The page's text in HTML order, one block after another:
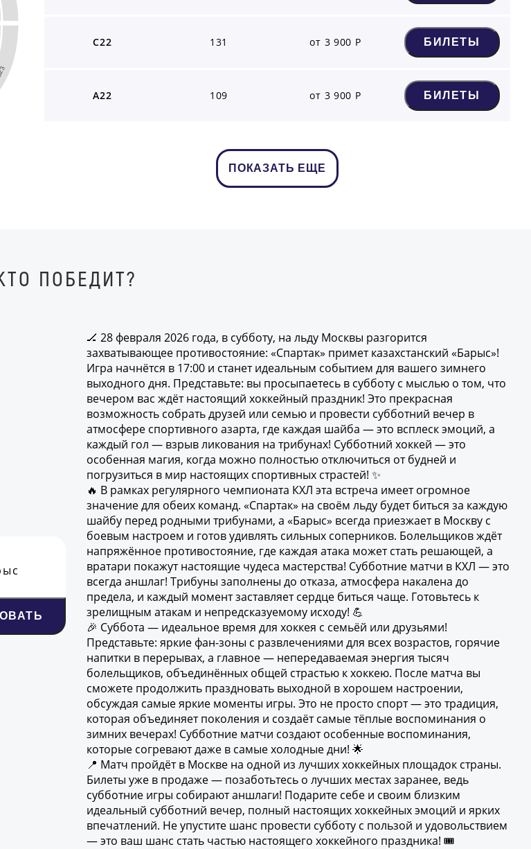
C22 131 от 3 900 Р БИЛЕТЫ
A22 109 от 3 900 Р БИЛЕТЫ
ПОКАЗАТЬ ЕЩЕ
ПОБЕДИТ?
🏒 28 февраля 2026 года, в субботу, на льду Москвы разгорится
захватывающее противостояние: «Спартак» примет казахстанский «Барыс»!
Игра начнётся в 17:00 и станет идеальным событием для вашего зимнего
выходного дня. Представьте: вы просыпаетесь в субботу с мыслью о том, что
вечером вас ждёт настоящий хоккейный праздник! Это прекрасная
возможность собрать друзей или семью и провести субботний вечер в
атмосфере спортивного азарта, где каждая шайба — это всплеск эмоций, а
каждый гол — взрыв ликования на трибунах! Субботний хоккей — это
особенная магия, когда можно полностью отключиться от будней и
погрузиться в мир настоящих спортивных страстей! ✨
🔥 В рамках регулярного чемпионата КХЛ эта встреча имеет огромное
значение для обеих команд. «Спартак» на своём льду будет биться за каждую
шайбу перед родными трибунами, а «Барыс» всегда приезжает в Москву с
боевым настроем и готов удивлять сильных соперников. Болельщиков ждёт
напряжённое противостояние, где каждая атака может стать решающей, а
вратари покажут настоящие чудеса мастерства! Субботние матчи в КХЛ — это
всегда аншлаг! Трибуны заполнены до отказа, атмосфера накалена до
предела, и каждый момент заставляет сердце биться чаще. Готовьтесь к
зрелищным атакам и непредсказуемому исходу! 💪
🎉 Суббота — идеальное время для хоккея с семьёй или друзьями!
Представьте: яркие фан-зоны с развлечениями для всех возрастов, горячие
напитки в перерывах, а главное — непередаваемая энергия тысяч
болельщиков, объединённых общей страстью к хоккею. После матча вы
сможете продолжить праздновать выходной в хорошем настроении,
обсуждая самые яркие моменты игры. Это не просто спорт — это традиция,
которая объединяет поколения и создаёт самые тёплые воспоминания о
зимних вечерах! Субботние матчи создают особенные воспоминания,
которые согревают даже в самые холодные дни! 🌟
📍 Матч пройдёт в Москве на одной из лучших хоккейных площадок страны.
Билеты уже в продаже — позаботьтесь о лучших местах заранее, ведь
субботние игры собирают аншлаги! Подарите себе и своим близким
идеальный субботний вечер, полный настоящих хоккейных эмоций и ярких
впечатлений. Не упустите шанс провести субботу с пользой и удовольствием
— это ваш шанс стать частью настоящего хоккейного праздника! 🎟️